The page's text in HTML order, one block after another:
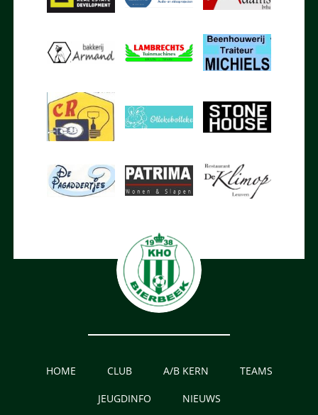
HOME CLUB A/B KERN TEAMS
JEUGDINFO NIEUWS